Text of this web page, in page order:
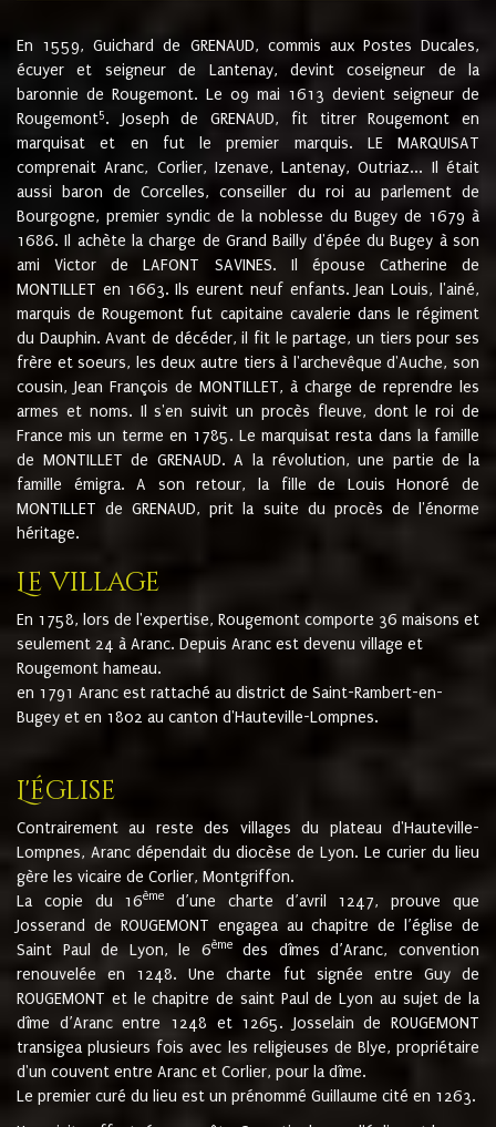
En 1559, Guichard de GRENAUD, commis aux Postes Ducales,
écuyer et seigneur de Lantenay, devint coseigneur de la
baronnie de Rougemont. Le 09 mai 1613 devient seigneur de
Rougemont5. Joseph de GRENAUD, fit titrer Rougemont en
marquisat et en fut le premier marquis. LE MARQUISAT
comprenait Aranc, Corlier, Izenave, Lantenay, Outriaz... Il était
aussi baron de Corcelles, conseiller du roi au parlement de
Bourgogne, premier syndic de la noblesse du Bugey de 1679 à
1686. Il achète la charge de Grand Bailly d'épée du Bugey à son
ami Victor de LAFONT SAVINES. Il épouse Catherine de
MONTILLET en 1663. Ils eurent neuf enfants. Jean Louis, l'ainé,
marquis de Rougemont fut capitaine cavalerie dans le régiment
du Dauphin. Avant de décéder, il fit le partage, un tiers pour ses
frère et soeurs, les deux autre tiers à l'archevêque d'Auche, son
cousin, Jean François de MONTILLET, à charge de reprendre les
armes et noms. Il s'en suivit un procès fleuve, dont le roi de
France mis un terme en 1785. Le marquisat resta dans la famille
de MONTILLET de GRENAUD. A la révolution, une partie de la
famille émigra. A son retour, la fille de Louis Honoré de
MONTILLET de GRENAUD, prit la suite du procès de l'énorme
héritage.
Le village
En 1758, lors de l'expertise, Rougemont comporte 36 maisons et
seulement 24 à Aranc. Depuis Aranc est devenu village et
Rougemont hameau.
en 1791 Aranc est rattaché au district de Saint-Rambert-en-
Bugey et en 1802 au canton d'Hauteville-Lompnes.
L'église
Contrairement au reste des villages du plateau d'Hauteville-
Lompnes, Aranc dépendait du diocèse de Lyon. Le curier du lieu
gère les vicaire de Corlier, Montgriffon.
La copie du 16ème
d’une charte d’avril 1247, prouve que
Josserand de ROUGEMONT engagea au chapitre de l’église de
Saint Paul de Lyon, le 6èmedes dîmes d’Aranc, convention
renouvelée en 1248. Une charte fut signée entre Guy de
ROUGEMONT et le chapitre de saint Paul de Lyon au sujet de la
dîme d’Aranc entre 1248 et 1265. Josselain de ROUGEMONT
transigea plusieurs fois avec les religieuses de Blye, propriétaire
d'un couvent entre Aranc et Corlier, pour la dîme.
Le premier curé du lieu est un prénommé Guillaume cité en 1263.